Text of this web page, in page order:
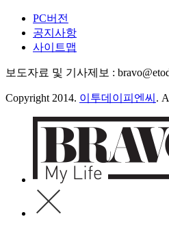
PC버전
공지사항
사이트맵
보도자료 및 기사제보 :
Copyright 2014. 이투데이피엔씨 .